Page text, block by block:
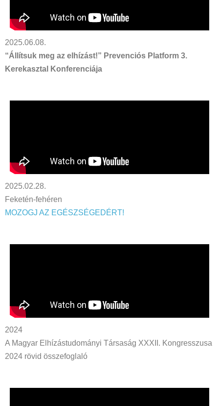
2025.06.08.
“Állítsuk meg az elhízást!” Prevenciós Platform 3.
Kerekasztal Konferenciája
2025.02.28.
Feketén-fehéren
MOZOGJ AZ EGÉSZSÉGEDÉRT!
2024
A Magyar Elhízástudományi Társaság XXXII. Kongresszusa
2024 rövid összefoglaló